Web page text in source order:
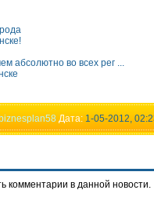
абсолютно во всех рег ...
biznesplan58 Дата: 1-05-2012,
комментарии в данной новости.